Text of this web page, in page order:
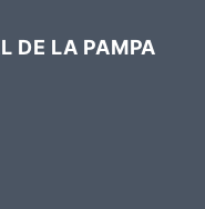
DE LA PAMPA